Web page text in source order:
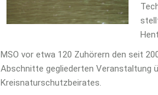
MSO vor etwa 120 Zuhörern den seit
Abschnitte gegliederten Veranstaltung
Kreisnaturschutzbeirates.